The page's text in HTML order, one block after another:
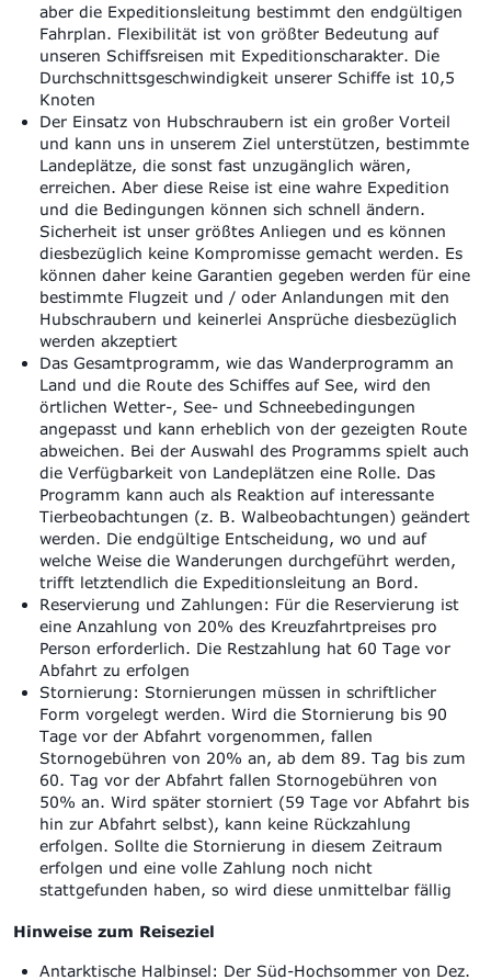
aber die Expeditionsleitung bestimmt den endgültigen
Fahrplan. Flexibilität ist von größter Bedeutung auf
unseren Schiffsreisen mit Expeditionscharakter. Die
Durchschnittsgeschwindigkeit unserer Schiffe ist 10,5
Knoten
Der Einsatz von Hubschraubern ist ein großer Vorteil
und kann uns in unserem Ziel unterstützen, bestimmte
Landeplätze, die sonst fast unzugänglich wären,
erreichen. Aber diese Reise ist eine wahre Expedition
und die Bedingungen können sich schnell ändern.
Sicherheit ist unser größtes Anliegen und es können
diesbezüglich keine Kompromisse gemacht werden. Es
können daher keine Garantien gegeben werden für eine
bestimmte Flugzeit und / oder Anlandungen mit den
Hubschraubern und keinerlei Ansprüche diesbezüglich
werden akzeptiert
Das Gesamtprogramm, wie das Wanderprogramm an
Land und die Route des Schiffes auf See, wird den
örtlichen Wetter-, See- und Schneebedingungen
angepasst und kann erheblich von der gezeigten Route
abweichen. Bei der Auswahl des Programms spielt auch
die Verfügbarkeit von Landeplätzen eine Rolle. Das
Programm kann auch als Reaktion auf interessante
Tierbeobachtungen (z. B. Walbeobachtungen) geändert
werden. Die endgültige Entscheidung, wo und auf
welche Weise die Wanderungen durchgeführt werden,
trifft letztendlich die Expeditionsleitung an Bord.
Reservierung und Zahlungen: Für die Reservierung ist
eine Anzahlung von 20% des Kreuzfahrtpreises pro
Person erforderlich. Die Restzahlung hat 60 Tage vor
Abfahrt zu erfolgen
Stornierung: Stornierungen müssen in schriftlicher
Form vorgelegt werden. Wird die Stornierung bis 90
Tage vor der Abfahrt vorgenommen, fallen
Stornogebühren von 20% an, ab dem 89. Tag bis zum
60. Tag vor der Abfahrt fallen Stornogebühren von
50% an. Wird später storniert (59 Tage vor Abfahrt bis
hin zur Abfahrt selbst), kann keine Rückzahlung
erfolgen. Sollte die Stornierung in diesem Zeitraum
erfolgen und eine volle Zahlung noch nicht
stattgefunden haben, so wird diese unmittelbar fällig
Hinweise zum Reiseziel
Antarktische Halbinsel: Der Süd-Hochsommer von Dez.